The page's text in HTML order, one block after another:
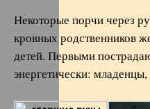
Некоторые порчи через
кровных родственников
детей. Первыми
энергетически: